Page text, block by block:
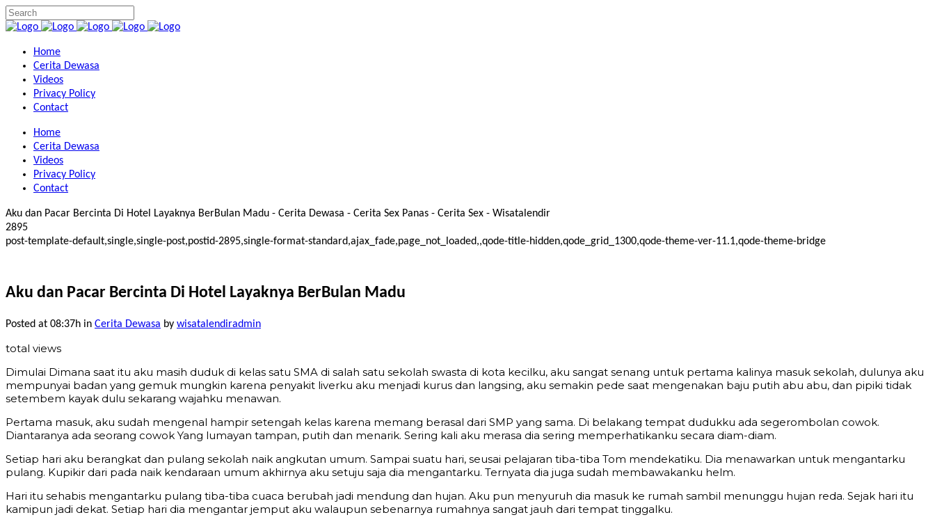
Home
Cerita Dewasa
Videos
Privacy Policy
Contact
Home
Cerita Dewasa
Videos
Privacy Policy
Contact
Aku dan Pacar Bercinta Di Hotel Layaknya BerBulan Madu - Cerita Dewasa - Cerita Sex Panas - Cerita Sex - Wisatalendir
2895
post-template-default,single,single-post,postid-2895,single-format-standard,ajax_fade,page_not_loaded,,qode-title-hidden,qode_grid_1300,qode-theme-ver-11.1,qode-theme-bridge
Aku dan Pacar Bercinta Di Hotel Layaknya BerBulan Madu
Posted at 08:37h in Cerita Dewasa by wisatalendiradmin
total views
Dimulai Dimana saat itu aku masih duduk di kelas satu SMA di salah satu sekolah swasta di kota kecilku, aku sangat senang untuk pertama kalinya masuk sekolah, dulunya aku
mempunyai badan yang gemuk mungkin karena penyakit liverku aku menjadi kurus dan langsing, aku semakin pede saat mengenakan baju putih abu abu, dan pipiki tidak
setembem kayak dulu sekarang wajahku menawan.
Pertama masuk, aku sudah mengenal hampir setengah kelas karena memang berasal dari SMP yang sama. Di belakang tempat dudukku ada segerombolan cowok.
Diantaranya ada seorang cowok Yang lumayan tampan, putih dan menarik. Sering kali aku merasa dia sering memperhatikanku secara diam-diam.
Setiap hari aku berangkat dan pulang sekolah naik angkutan umum. Sampai suatu hari, seusai pelajaran tiba-tiba Tom mendekatiku. Dia menawarkan untuk mengantarku
pulang. Kupikir dari pada naik kendaraan umum akhirnya aku setuju saja dia mengantarku. Ternyata dia juga sudah membawakanku helm.
Hari itu sehabis mengantarku pulang tiba-tiba cuaca berubah jadi mendung dan hujan. Aku pun menyuruh dia masuk ke rumah sambil menunggu hujan reda. Sejak hari itu
kamipun jadi dekat. Setiap hari dia mengantar jemput aku walaupun sebenarnya rumahnya sangat jauh dari tempat tinggalku.